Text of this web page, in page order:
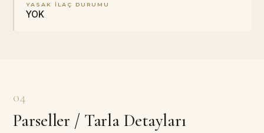
YASAK İLAÇ DURUMU
YOK
04
Parseller / Tarla Detayları